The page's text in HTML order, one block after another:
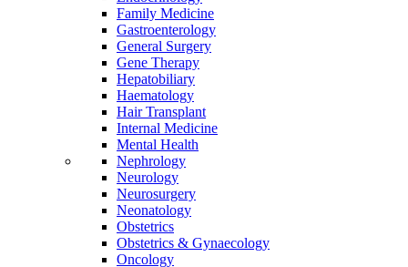
Family Medicine
Gastroenterology
General Surgery
Gene Therapy
Hepatobiliary
Haematology
Hair Transplant
Internal Medicine
Mental Health
Nephrology
Neurology
Neurosurgery
Neonatology
Obstetrics
Obstetrics & Gynaecology
Oncology